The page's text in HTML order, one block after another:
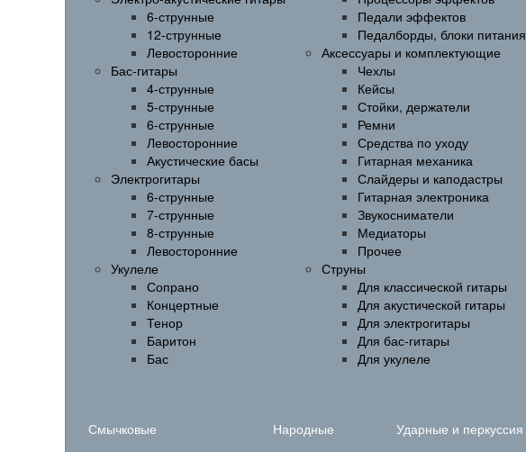
6-струнные
12-струнные
Левосторонние
Бас-гитары
4-струнные
5-струнные
6-струнные
Левосторонние
Акустические басы
Электрогитары
6-струнные
7-струнные
8-струнные
Левосторонние
Укулеле
Сопрано
Концертные
Тенор
Баритон
Бас
Педали эффектов
Педалборды, блоки питания
Аксессуары и комплектующие
Чехлы
Кейсы
Стойки, держатели
Ремни
Средства по уходу
Гитарная механика
Слайдеры и каподастры
Гитарная электроника
Звукосниматели
Медиаторы
Прочее
Струны
Для классической гитары
Для акустической гитары
Для электрогитары
Для бас-гитары
Для укулеле
Смычковые
Народные
Ударные и перкуссия